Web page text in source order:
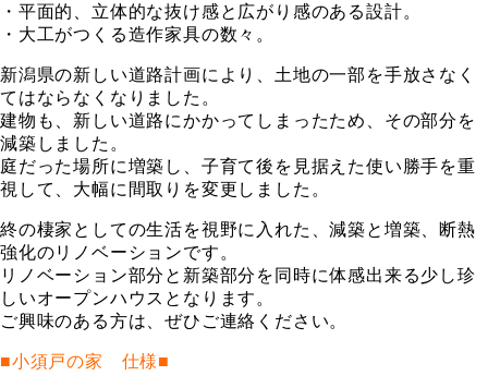
・平面的、立体的な抜け感と広がり感のある設計。
・大工がつくる造作家具の数々。
新潟県の新しい道路計画により、土地の一部を手放さなく
てはならなくなりました。
建物も、新しい道路にかかってしまったため、その部分を
減築しました。
庭だった場所に増築し、子育て後を見据えた使い勝手を重
視して、大幅に間取りを変更しました。
終の棲家としての生活を視野に入れた、減築と増築、断熱
強化のリノベーションです。
リノベーション部分と新築部分を同時に体感出来る少し珍
しいオープンハウスとなります。
ご興味のある方は、ぜひご連絡ください。
■小須戸の家 仕様■